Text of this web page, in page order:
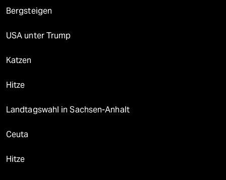
Bergsteigen
USA unter Trump
Katzen
Hitze
Landtagswahl in Sachsen-Anhalt
Ceuta
Hitze